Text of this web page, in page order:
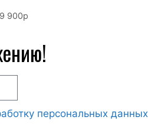
900р
персональных данных